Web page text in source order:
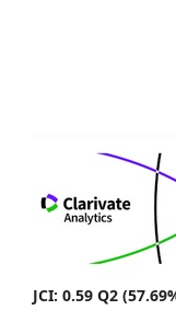
JCI: 0.59 Q2